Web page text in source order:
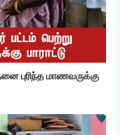
புரிந்த மாணவருக்கு